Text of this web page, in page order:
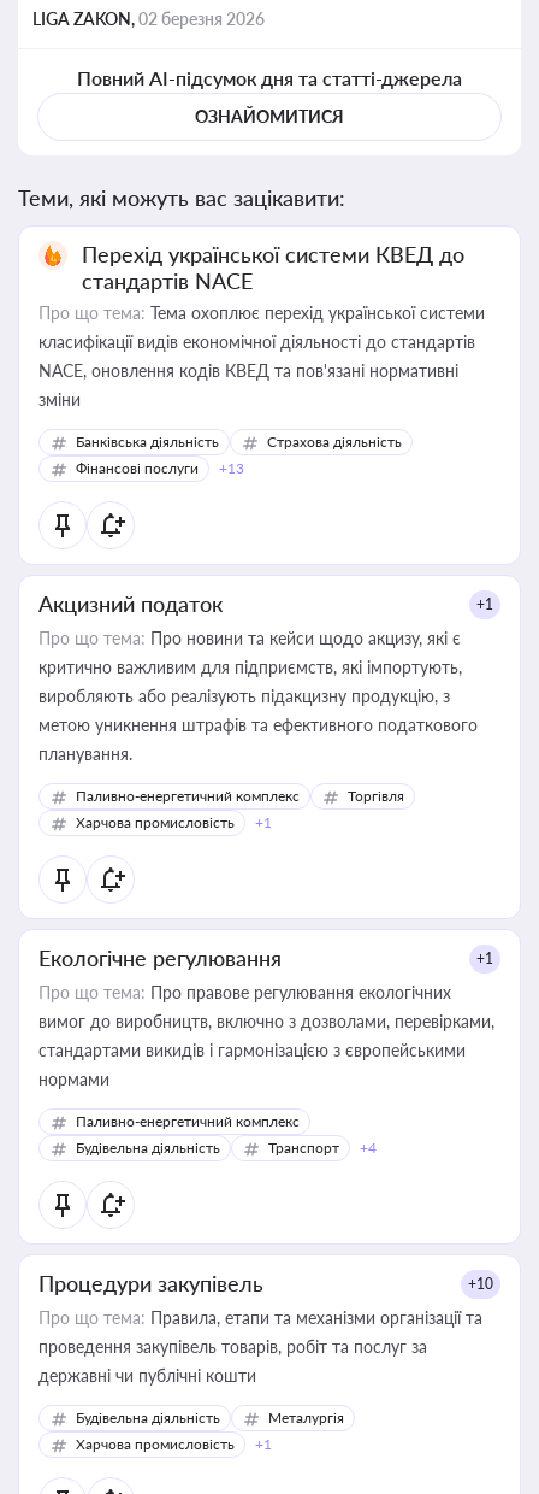
LIGA ZAKON,02 березня 2026
Повний AI-підсумок дня та статті-джерела
ОЗНАЙОМИТИСЯ
Теми, які можуть вас зацікавити:
Перехід української системи КВЕД до
стандартів NACE
Про що тема: Тема охоплює перехід української системи
класифікації видів економічної діяльності до стандартів
NACE, оновлення кодів КВЕД та пов'язані нормативні
зміни
Банківська діяльність
Страхова діяльність
Фінансові послуги
+13
Акцизний податок +1
Про що тема: Про новини та кейси щодо акцизу, які є
критично важливим для підприємств, які імпортують,
виробляють або реалізують підакцизну продукцію, з
метою уникнення штрафів та ефективного податкового
планування.
Паливно-енергетичний комплекс
Торгівля
Харчова промисловість
+1
Екологічне регулювання +1
Про що тема: Про правове регулювання екологічних
вимог до виробництв, включно з дозволами, перевірками,
стандартами викидів і гармонізацією з європейськими
нормами
Паливно-енергетичний комплекс
Будівельна діяльність
Транспорт +4
Процедури закупівель +10
Про що тема: Правила, етапи та механізми організації та
проведення закупівель товарів, робіт та послуг за
державні чи публічні кошти
Будівельна діяльність
Металургія
Харчова промисловість
+1